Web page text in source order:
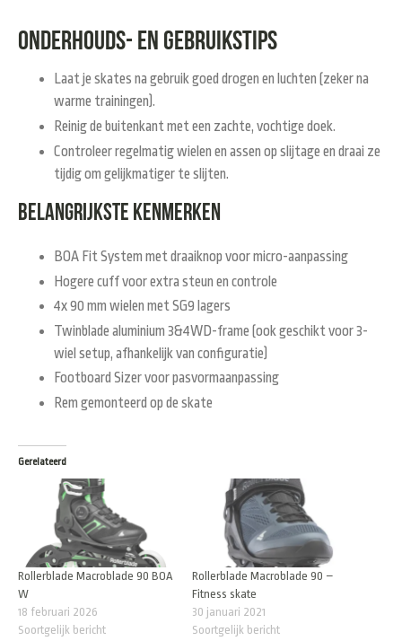
Onderhouds- en gebruikstips
Laat je skates na gebruikgoed drogen en luchten (zeker na
warme trainingen).
Reinig de buitenkant met een zachte, vochtige doek.
Controleer regelmatigwielen en assen op slijtage en draai ze
tijdig om gelijkmatiger te slijten.
Belangrijkste kenmerken
BOA Fit System met draaiknop voor micro-aanpassing
Hogere cuffvoor extra steun en controle
4x 90 mm wielen metSG9 lagers
Twinblade aluminium 3&4WD-frame (ook geschikt voor 3-
wiel setup, afhankelijk van configuratie)
Footboard Sizervoor pasvormaanpassing
Rem gemonteerd op de skate
Gerelateerd
Rollerblade Macroblade 90 BOA
W
18 februari 2026
Soortgelijk bericht
Rollerblade Macroblade 90 –
Fitness skate
30 januari 2021
Soortgelijk bericht